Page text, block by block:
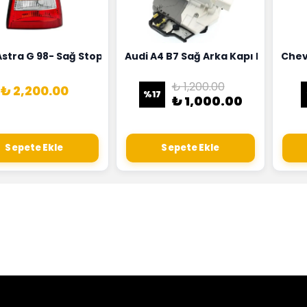
Rapro Marka 96591464
G 98- Sağ Stop Lambası Depo Marka 6223020
₺ 2,200.00
Sepete Ekle
Audi A4 B7 Sağ Arka Kapı Kilit
%17 ₺ 1,200.00
₺ 1,000.00
Sepete Ekle